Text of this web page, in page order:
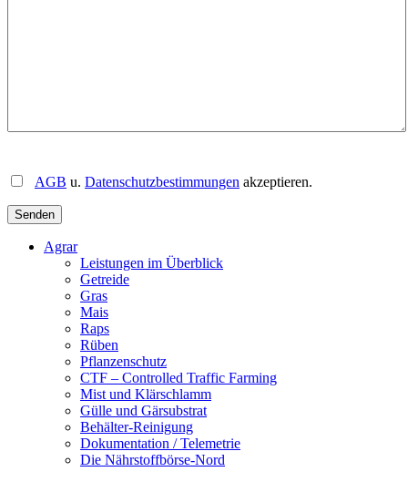
AGB u. Datenschutzbestimmungen akzeptieren.
Agrar
Leistungen im Überblick
Getreide
Gras
Mais
Raps
Rüben
Pflanzenschutz
CTF – Controlled Traffic Farming
Mist und Klärschlamm
Gülle und Gärsubstrat
Behälter-Reinigung
Dokumentation / Telemetrie
Die Nährstoffbörse-Nord